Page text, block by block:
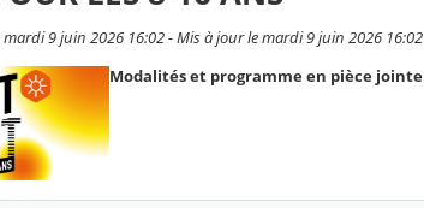
9 juin 2026 16:02 - Mis à jour le mardi 9 juin 2026 16:02
Modalités et programme en pièce jointe